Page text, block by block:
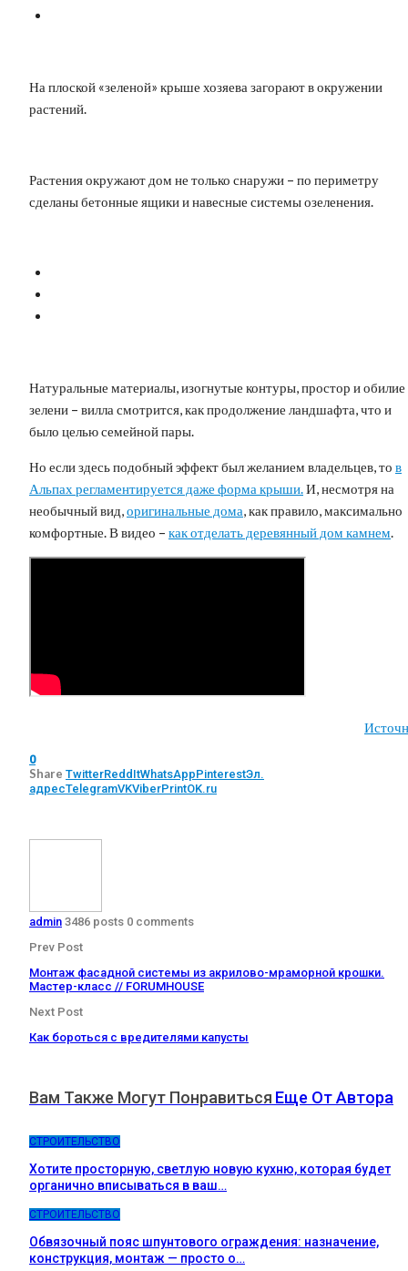
На плоской «зеленой» крыше хозяева загорают в окружении
растений.
Растения окружают дом не только снаружи – по периметру
сделаны бетонные ящики и навесные системы озеленения.
Натуральные материалы, изогнутые контуры, простор и обилие
зелени – вилла смотрится, как продолжение ландшафта, что и
было целью семейной пары.
Но если здесь подобный эффект был желанием владельцев, то в
Альпах регламентируется даже форма крыши.И, несмотря на
необычный вид,оригинальные дома, как правило, максимально
комфортные. В видео – как отделать деревянный дом камнем.
0
Share TwitterReddItWhatsAppPinterestЭл.
адресTelegramVKViberPrintOK.ru
admin 3486 posts 0 comments
Prev Post
Монтаж фасадной системы из акрилово-мраморной крошки.
Мастер-класс // FORUMHOUSE
Next Post
Как бороться с вредителями капусты
Вам Также Могут Понравиться Еще От Автора
СТРОИТЕЛЬСТВО
Хотите просторную, светлую новую кухню, которая будет
органично вписываться в ваш…
СТРОИТЕЛЬСТВО
Обвязочный пояс шпунтового ограждения: назначение,
конструкция, монтаж — просто о…